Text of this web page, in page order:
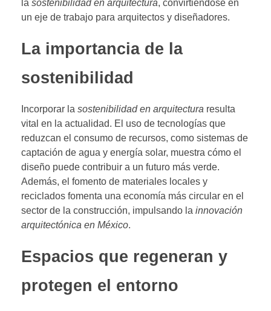
la sostenibilidad en arquitectura, convirtiéndose en
un eje de trabajo para arquitectos y diseñadores.
La importancia de la
sostenibilidad
Incorporar la sostenibilidad en arquitectura resulta
vital en la actualidad. El uso de tecnologías que
reduzcan el consumo de recursos, como sistemas de
captación de agua y energía solar, muestra cómo el
diseño puede contribuir a un futuro más verde.
Además, el fomento de materiales locales y
reciclados fomenta una economía más circular en el
sector de la construcción, impulsando la innovación
arquitectónica en México.
Espacios que regeneran y
protegen el entorno